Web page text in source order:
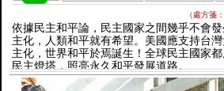
（處方箋
依據民主和平論，民主國家之間幾乎不會
主化，人類和平就有希望。美國應支持台
主化，世界和平於焉誕生！全球民主國家
民主燈塔，照亮永久和平發展道路。